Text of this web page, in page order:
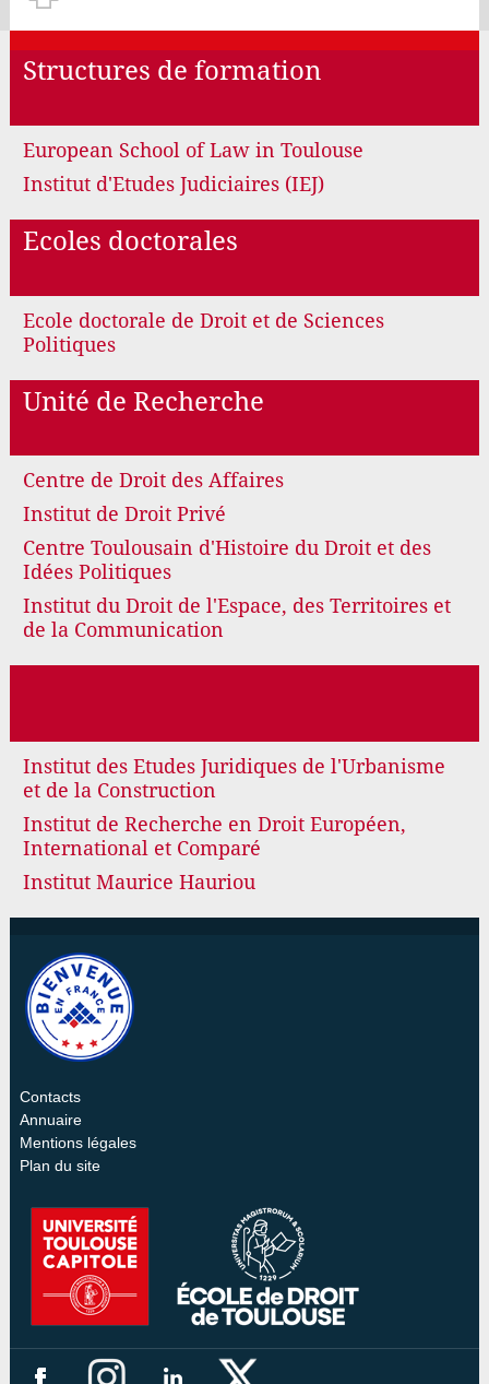
Structures de formation
European School of Law in Toulouse
Institut d'Etudes Judiciaires (IEJ)
Ecoles doctorales
Ecole doctorale de Droit et de Sciences
Politiques
Unité de Recherche
Centre de Droit des Affaires
Institut de Droit Privé
Centre Toulousain d'Histoire du Droit et des
Idées Politiques
Institut du Droit de l'Espace, des Territoires et
de la Communication
Institut des Etudes Juridiques de l'Urbanisme
et de la Construction
Institut de Recherche en Droit Européen,
International et Comparé
Institut Maurice Hauriou
Contacts
Annuaire
Mentions légales
Plan du site